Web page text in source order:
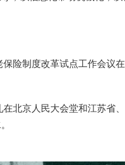
制度改革试点工作会议在
京人民大会堂和江苏省、